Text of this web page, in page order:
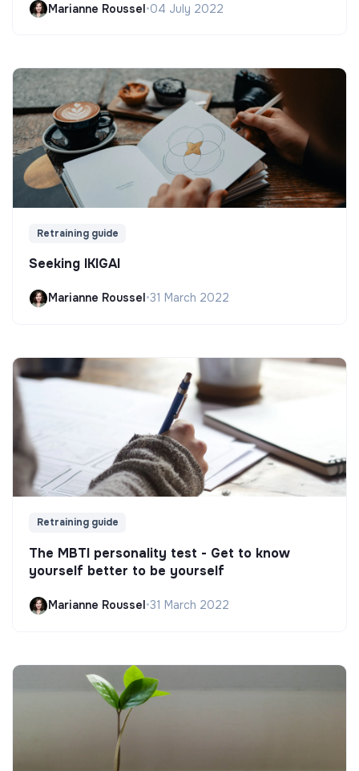
Marianne Roussel•04 July 2022
Retraining guide
Seeking IKIGAI
Marianne Roussel •31 March 2022
Retraining guide
The MBTI personality test - Get to know
yourself better to be yourself
Marianne Roussel•31 March 2022